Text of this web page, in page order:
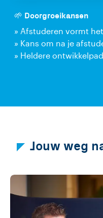
🌱 Doorgroeikansen
» Afstuderen vormt
» Kans om na je
» Heldere
Jouw weg